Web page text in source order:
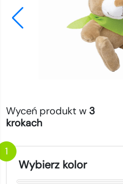
Wyceń produkt w 3
krokach
1
Wybierz kolor